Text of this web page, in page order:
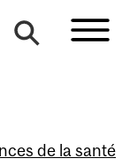
de la santé